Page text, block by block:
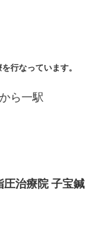
行なっています。
ら一駅
治療院 子宝鍼